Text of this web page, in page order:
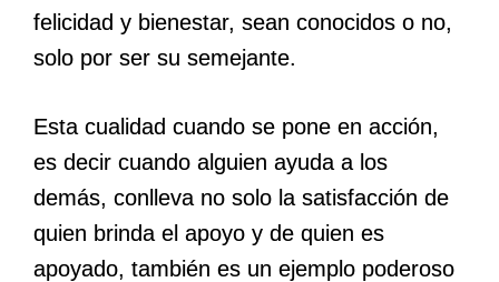
felicidad y bienestar, sean conocidos o no,
solo por ser su semejante.
Esta cualidad cuando se pone en acción,
es decir cuando alguien ayuda a los
demás, conlleva no solo la satisfacción de
quien brinda el apoyo y de quien es
apoyado, también es un ejemplo poderoso